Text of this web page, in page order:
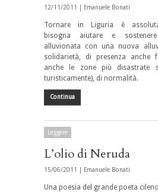
12/11/2011 | Emanuele Bonati
Tornare in Liguria è
bisogna aiutare e
alluvionata con una nuova
solidarietà, di presenza anche
anche le zone più disastrate
turisticamente), di normalità.
Continua
Leggere
L’olio di Neruda
15/06/2011 | Emanuele Bonati
Una poesia del grande poeta